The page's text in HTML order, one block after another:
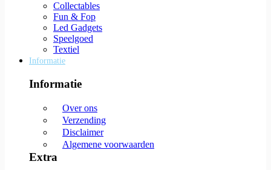
Collectables
Fun & Fop
Led Gadgets
Speelgoed
Textiel
Informatie
Informatie
Over ons
Verzending
Disclaimer
Algemene voorwaarden
Extra